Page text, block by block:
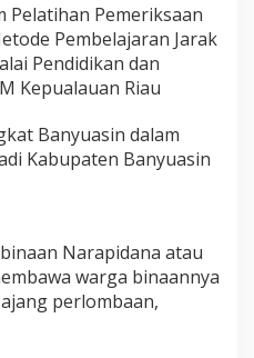
Pelatihan Pemeriksaan
Pembelajaran Jarak
Pendidikan dan
Kepualauan Riau
Banyuasin dalam
Kabupaten Banyuasin
Narapidana atau
warga binaannya
perlombaan,